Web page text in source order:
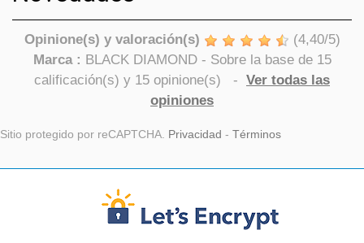
Opinione(s) y valoración(s) (4,40/5)
Marca : BLACK DIAMOND- Sobre la base de 15
calificación(s) y 15 opinione(s) - Ver todas las
opiniones
Sitio protegido por reCAPTCHA. Privacidad - Términos